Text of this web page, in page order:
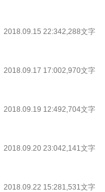
2018.09.15 22:342,288文字
2018.09.17 17:002,970文字
2018.09.19 12:492,704文字
2018.09.20 23:042,141文字
2018.09.22 15:281,531文字